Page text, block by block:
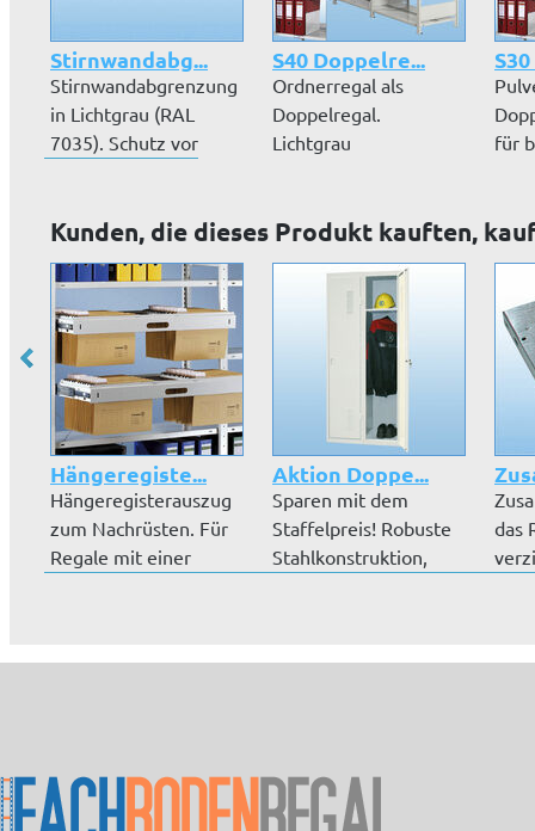
Stirnwandabg...
Stirnwandabgrenzung
in Lichtgrau (RAL
7035). Schutz vor
S40 Doppelre...
Ordnerregal als
Doppelregal.
Lichtgrau
für
Kunden, die dieses Produkt kauften,
Hängeregiste...
Hängeregisterauszug
zum Nachrüsten. Für
Regale mit einer
Aktion Doppe...
Sparen mit dem
Staffelpreis! Robuste
Stahlkonstruktion,
das